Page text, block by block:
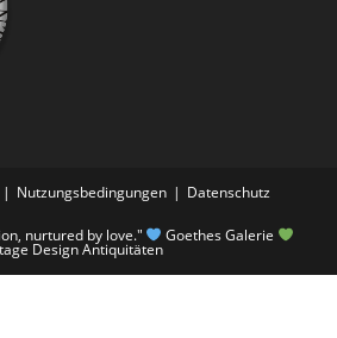
Nutzungsbedingungen Datenschutz
nurtured by love." Goethes Galerie
Design Antiquitäten